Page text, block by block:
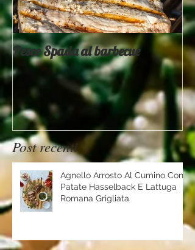
Pesce Spada al barbecue
Post recenti
Agnello Arrosto Al Cumino Con
Patate Hasselback E Lattuga
Romana Grigliata